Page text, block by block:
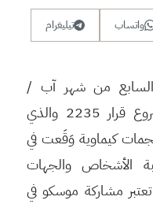
واتساب تيليغرام
السابع من شهر آب /
أوغسطس 2015 بالإجماع مشروع قرار 2235 والذي
كيماوية وَقَعت في
الأشخاص والجهات
مشاركة موسكو في